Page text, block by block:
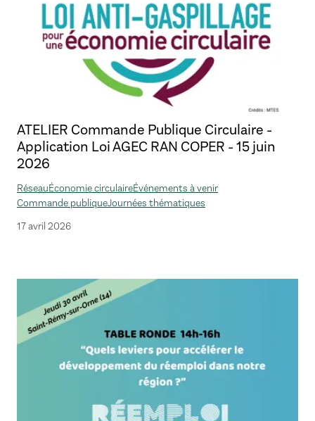
ATELIER Commande Publique Circulaire -
Application Loi AGEC RAN COPER - 15 juin
2026
RéseauÉconomie circulaireÉvénements à venir
Commande publiqueJournées thématiques
17 avril 2026